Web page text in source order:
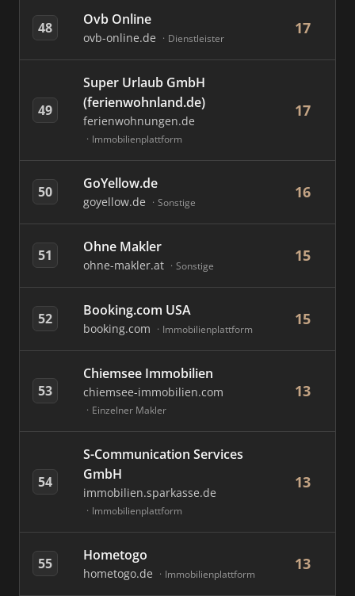
48 Ovb Online
ovb-online.de Dienstleister
17
49
Super Urlaub GmbH
(ferienwohnland.de)
ferienwohnungen.de
Immobilienplattform
17
50 GoYellow.de
goyellow.de Sonstige
16
51 Ohne Makler
ohne-makler.at Sonstige
15
52 Booking.com USA
booking.com Immobilienplattform
15
53
Chiemsee Immobilien
chiemsee-immobilien.com
Einzelner Makler
13
54
S-Communication Services
GmbH
immobilien.sparkasse.de
Immobilienplattform
13
55 Hometogo
hometogo.de Immobilienplattform
13